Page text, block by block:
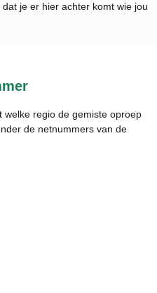
je er hier achter komt wie jou
welke regio de gemiste oproep
de netnummers van de